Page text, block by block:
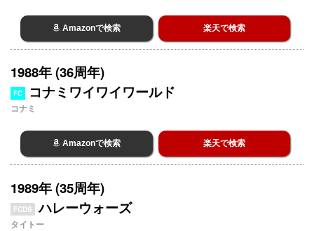
Amazonで検索 楽天で検索
1988年 (36周年)
FC コナミワイワイワールド
コナミ
Amazonで検索 楽天で検索
1989年 (35周年)
FCDS ハレーウォーズ
タイトー